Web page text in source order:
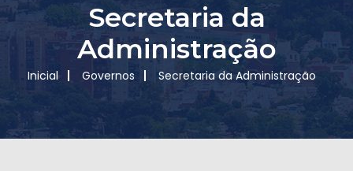
Secretaria da
Administração
Inicial Governos Secretaria da Administração